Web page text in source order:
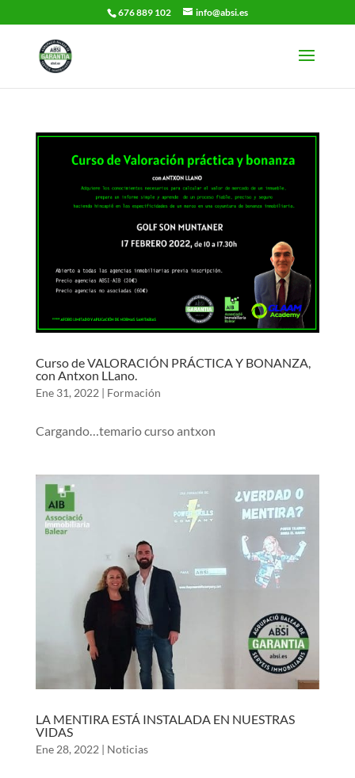
676 889 102 info@absi.es
Curso de VALORACIÓN PRÁCTICA Y BONANZA,
con Antxon LLano.
Ene 31, 2022 | Formación
Cargando…temario curso antxon
LA MENTIRA ESTÁ INSTALADA EN NUESTRAS
VIDAS
Ene 28, 2022 | Noticias